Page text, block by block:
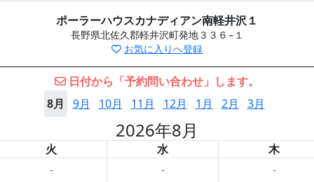
ポーラーハウスカナディアン南軽井沢１
長野県北佐久郡軽井沢町発地３３６−１
お気に入りへ登録
日付から「予約問い合わせ」します。
8月
9月 10月 11月 12月 1月 2月 3月
2026年8月
火 水 木
- - -